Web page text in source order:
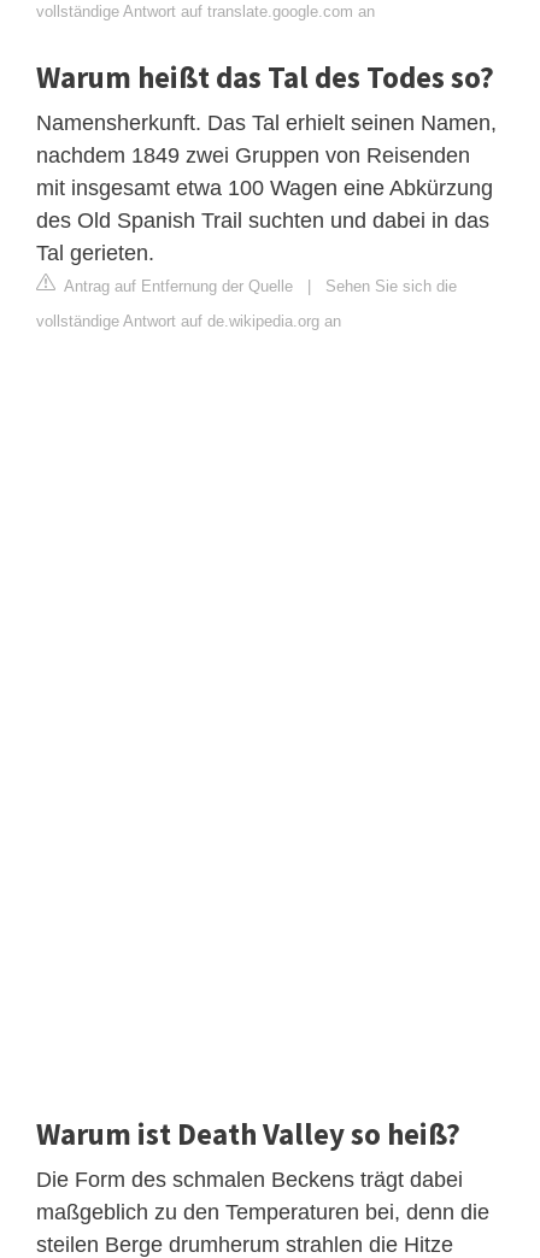
vollständige Antwort auf translate.google.com an
Warum heißt das Tal des Todes so?
Namensherkunft. Das Tal erhielt seinen Namen,
nachdem 1849 zwei Gruppen von Reisenden
mit insgesamt etwa 100 Wagen eine Abkürzung
des Old Spanish Trail suchten und dabei in das
Tal gerieten.
Antrag auf Entfernung der Quelle | Sehen Sie sich die
vollständige Antwort auf de.wikipedia.org an
Warum ist Death Valley so heiß?
Die Form des schmalen Beckens trägt dabei
maßgeblich zu den Temperaturen bei, denn die
steilen Berge drumherum strahlen die Hitze